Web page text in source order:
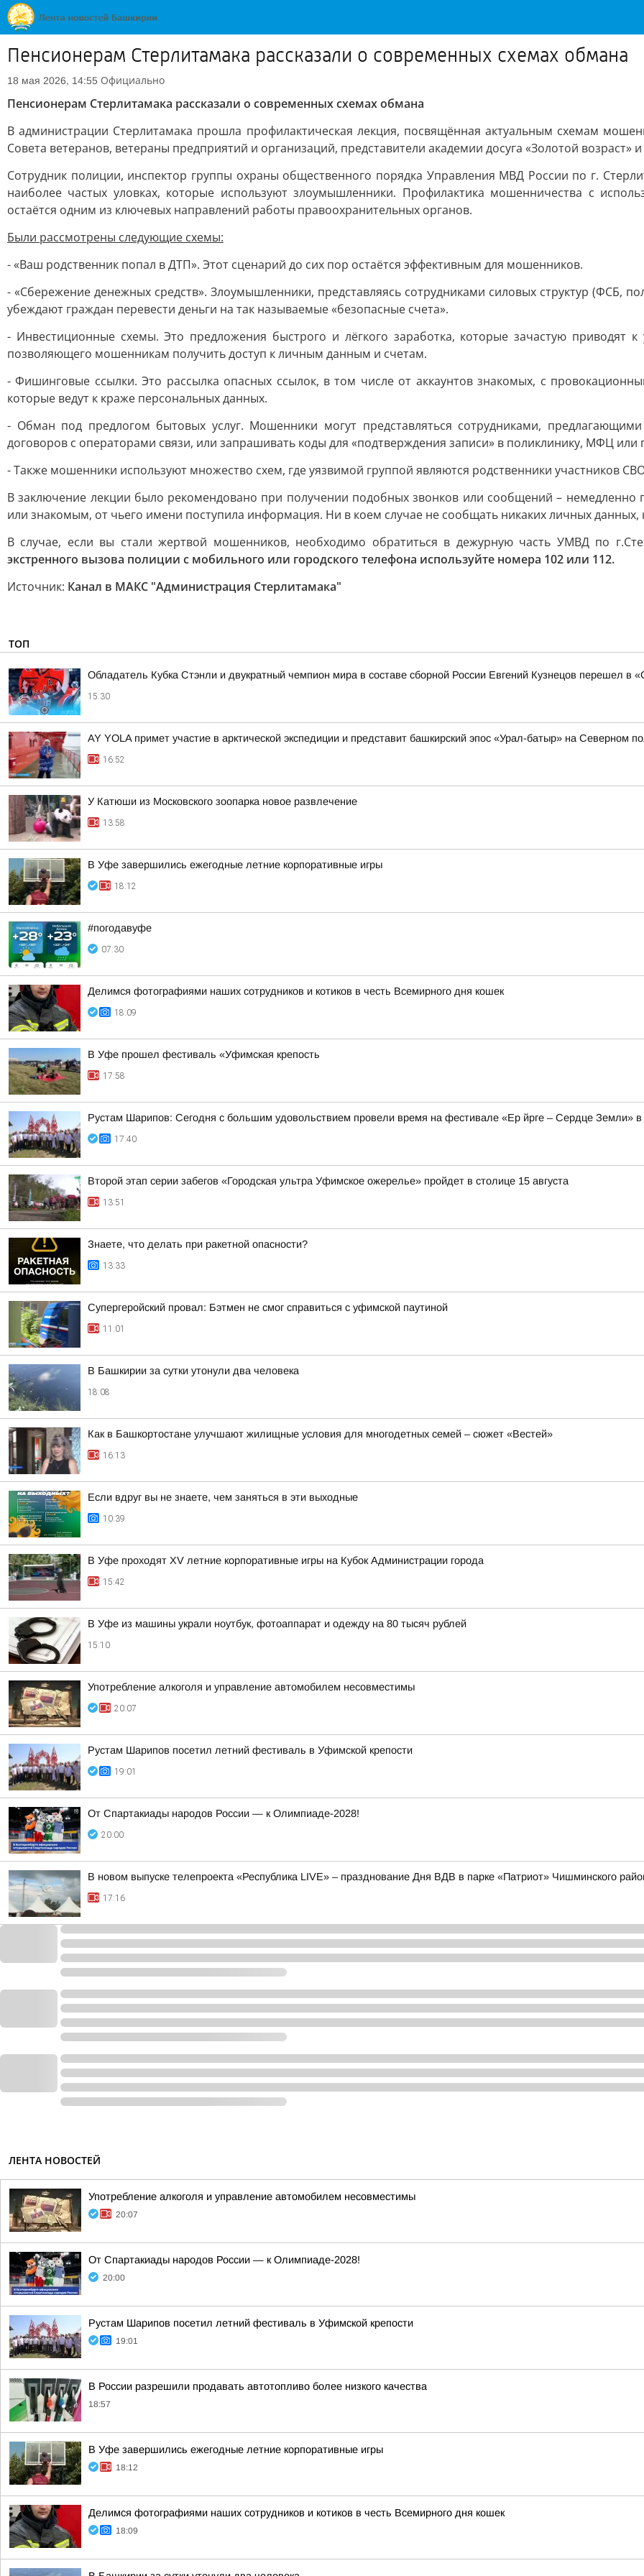
Пенсионерам Стерлитамака рассказали о современных схемах обмана
18 мая 2026, 14:55 Официально
Пенсионерам Стерлитамака рассказали о современных схемах обмана
В администрации Стерлитамака прошла профилактическая лекция, посвящённая актуальным схемам
Совета ветеранов, ветераны предприятий и организаций, представители академии досуга «Золотой возраст»
Сотрудник полиции, инспектор группы охраны общественного порядка Управления МВД России по г.
наиболее частых уловках, которые используют злоумышленники. Профилактика мошенничества с
остаётся одним из ключевых направлений работы правоохранительных органов.
Были рассмотрены следующие схемы:
- «Ваш родственник попал в ДТП». Этот сценарий до сих пор остаётся эффективным для мошенников.
- «Сбережение денежных средств». Злоумышленники, представляясь сотрудниками силовых структур (ФСБ,
убеждают граждан перевести деньги на так называемые «безопасные счета».
- Инвестиционные схемы. Это предложения быстрого и лёгкого заработка, которые зачастую приводят
позволяющего мошенникам получить доступ к личным данным и счетам.
- Фишинговые ссылки. Это рассылка опасных ссылок, в том числе от аккаунтов знакомых, с
которые ведут к краже персональных данных.
- Обман под предлогом бытовых услуг. Мошенники могут представляться сотрудниками,
договоров с операторами связи, или запрашивать коды для «подтверждения записи» в поликлинику, МФЦ
- Также мошенники используют множество схем, где уязвимой группой являются родственники участников
В заключение лекции было рекомендовано при получении подобных звонков или сообщений – немедленно
или знакомым, от чьего имени поступила информация. Ни в коем случае не сообщать никаких личных
В случае, если вы стали жертвой мошенников, необходимо обратиться в дежурную часть УМВД по
экстренного вызова полиции с мобильного или городского телефона используйте номера 102 или 112.
Источник: Канал в МАКС "Администрация Стерлитамака"
ТОП
Обладатель Кубка Стэнли и двукратный чемпион мира в составе сборной России Евгений Кузнецов перешел в
15:30
AY YOLA примет участие в арктической экспедиции и представит башкирский эпос «Урал-батыр» на Северном
16:52
У Катюши из Московского зоопарка новое развлечение
13:58
В Уфе завершились ежегодные летние корпоративные игры
18:12
#погодавуфе
07:30
Делимся фотографиями наших сотрудников и котиков в честь Всемирного дня кошек
18:09
В Уфе прошел фестиваль «Уфимская крепость
17:58
Рустам Шарипов: Сегодня с большим удовольствием провели время на фестивале «Ер йрге – Сердце Земли» в
17:40
Второй этап серии забегов «Городская ультра Уфимское ожерелье» пройдет в столице 15 августа
13:51
Знаете, что делать при ракетной опасности?
13:33
Супергеройский провал: Бэтмен не смог справиться с уфимской паутиной
11:01
В Башкирии за сутки утонули два человека
18:08
Как в Башкортостане улучшают жилищные условия для многодетных семей – сюжет «Вестей»
16:13
Если вдруг вы не знаете, чем заняться в эти выходные
10:39
В Уфе проходят XV летние корпоративные игры на Кубок Администрации города
15:42
В Уфе из машины украли ноутбук, фотоаппарат и одежду на 80 тысяч рублей
15:10
Употребление алкоголя и управление автомобилем несовместимы
20:07
Рустам Шарипов посетил летний фестиваль в Уфимской крепости
19:01
От Спартакиады народов России — к Олимпиаде-2028!
20:00
В новом выпуске телепроекта «Республика LIVE» – празднование Дня ВДВ в парке «Патриот» Чишминского
17:16
ЛЕНТА НОВОСТЕЙ
Употребление алкоголя и управление автомобилем несовместимы
20:07
От Спартакиады народов России — к Олимпиаде-2028!
20:00
Рустам Шарипов посетил летний фестиваль в Уфимской крепости
19:01
В России разрешили продавать автотопливо более низкого качества
18:57
В Уфе завершились ежегодные летние корпоративные игры
18:12
Делимся фотографиями наших сотрудников и котиков в честь Всемирного дня кошек
18:09